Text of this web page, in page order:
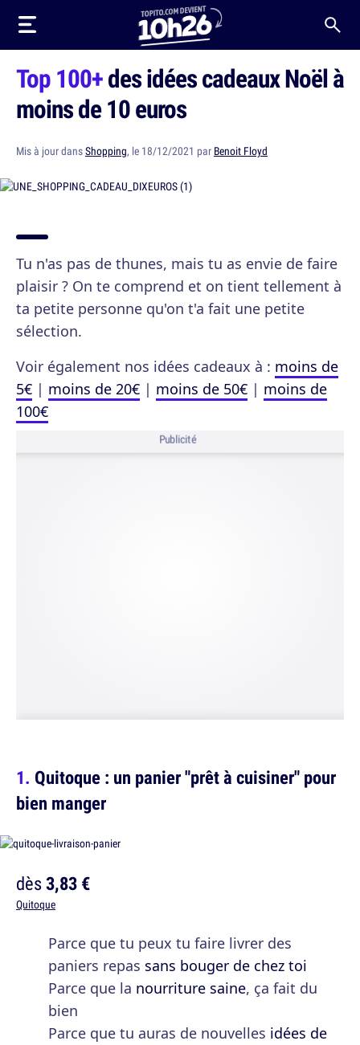
Top 100+des idées cadeaux Noël à
moins de 10 euros
Mis à jour dansShopping, le 18/12/2021 par Benoit Floyd
Tu n'as pas de thunes, mais tu as envie de faire
plaisir ? On te comprend et on tient tellement à
ta petite personne qu'on t'a fait une petite
sélection.
Voir également nos idées cadeaux à : moins de
5€ | moins de 20€ | moins de 50€ | moins de
100€
Publicité
Quitoque : un panier "prêt à cuisiner" pour
bien manger
dès3,83 €
Quitoque
Parce que tu peux tu faire livrer des
paniers repas sans bouger de chez toi
Parce que la nourriture saine, ça fait du
bien
Parce que tu auras de nouvelles idées de